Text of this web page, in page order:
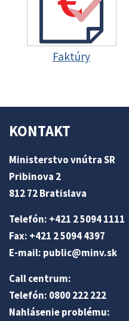
Faktúry
KONTAKT
Ministerstvo vnútra SR
Pribinova 2
812 72 Bratislava
Telefón: +421 2 5094 1111
Fax: +421 2 5094 4397
E-mail: public@minv.sk
Call centrum:
Telefón: 0800 222 222
Nahlásenie problému: